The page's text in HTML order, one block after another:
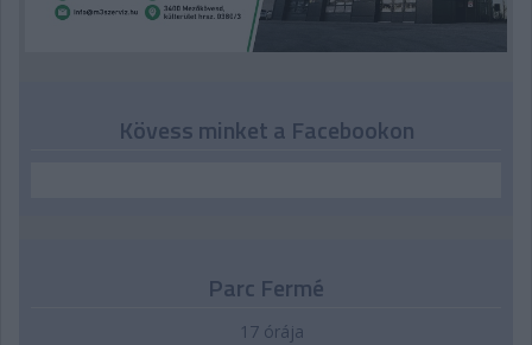
Kövess minket a Facebookon
Parc Fermé
17 órája